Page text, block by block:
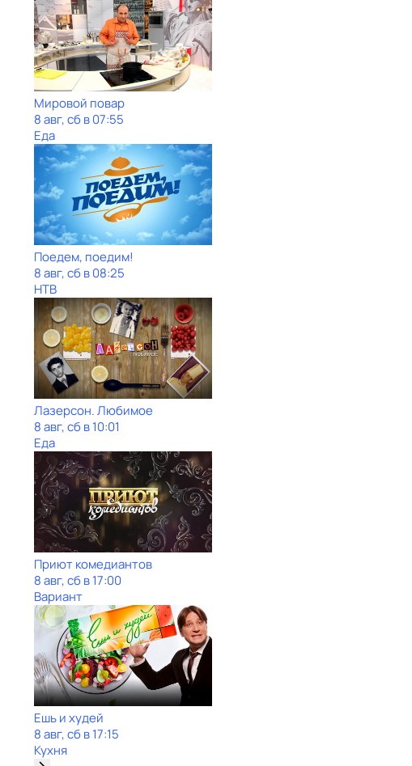
Мировой повар
8 авг, сб в 07:55
Еда
Поедем, поедим!
8 авг, сб в 08:25
НТВ
Лазерсон. Любимое
8 авг, сб в 10:01
Еда
Приют комедиантов
8 авг, сб в 17:00
Вариант
Ешь и худей
8 авг, сб в 17:15
Кухня